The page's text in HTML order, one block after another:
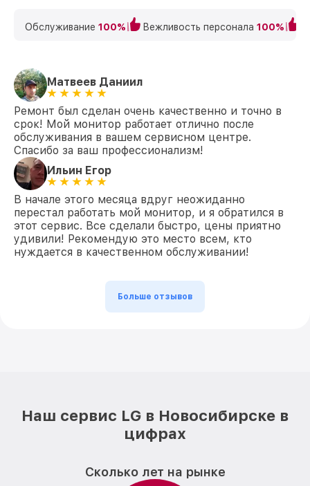
Обслуживание 100% Вежливость персонала 100%
Матвеев Даниил
Ремонт был сделан очень качественно и точно в
срок! Мой монитор работает отлично после
обслуживания в вашем сервисном центре.
Спасибо за ваш профессионализм!
Ильин Егор
В начале этого месяца вдруг неожиданно
перестал работать мой монитор, и я обратился в
этот сервис. Все сделали быстро, цены приятно
удивили! Рекомендую это место всем, кто
нуждается в качественном обслуживании!
Больше отзывов
Наш сервис LG в Новосибирске в
цифрах
Сколько лет на рынке